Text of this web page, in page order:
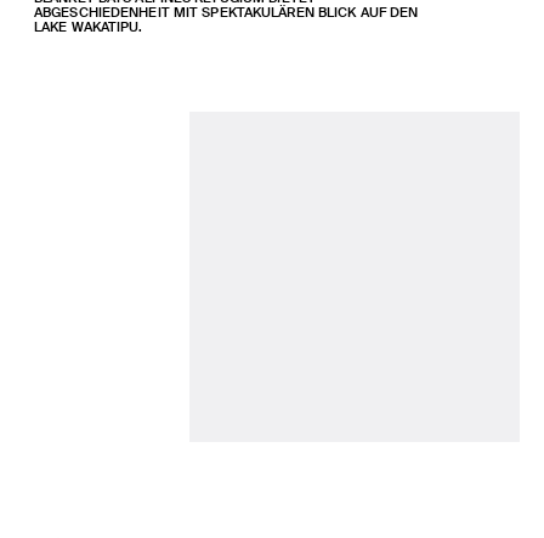
ABGESCHIEDENHEIT MIT SPEKTAKULÄREN BLICK AUF DEN
LAKE WAKATIPU.